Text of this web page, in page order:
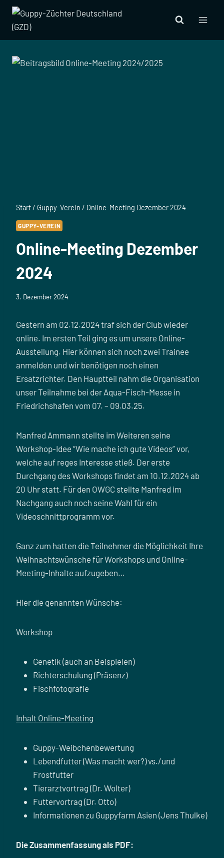
Zum
springen
Start/ Guppy-Verein / Online-Meeting Dezember 2024
GUPPY-VEREIN
Online-Meeting Dezember
2024
3. Dezember 2024
Gestern am 02.12.2024 traf sich der Club wieder
online. Im ersten Teil ging es um unsere Online-
Ausstellung. Hier können sich noch zwei Trainee
anmelden und wir benötigen noch einen
Ersatzrichter. Den Hauptteil nahm die Organisation
unser Teilnahme bei der Aqua-Fisch-Messe in
Friedrichshafen vom 07. – 09.03.25.
Manfred Ammann stellte im Weiteren seine
Workshop-Idee “Wie mache ich gute Videos” vor,
welche auf reges Interesse stieß. Der erste
Durchgang des Workshops findet am 10.12.2024 ab
20 Uhr statt. Für den OWGC stellte Manfred im
Nachgang auch noch seine Wahl für ein
Videoschnittprogramm vor.
Ganz zum hatten die Teilnehmer die Möglichkeit Ihre
Weihnachtswünsche für Workshops und Online-
Meeting-Inhalte aufzugeben…
Hier die genannten Wünsche:
Workshop
Genetik (auch an Beispielen)
Richterschulung (Präsenz)
Fischfotografie
Inhalt Online-Meeting
Guppy-Weibchenbewertung
Lebendfutter (Was macht wer?) vs./und
Frostfutter
Tierarztvortrag (Dr. Wolter)
Futtervortrag (Dr. Otto)
Informationen zu Guppyfarm Asien (Jens Thulke)
Die Zusammenfassung als PDF: